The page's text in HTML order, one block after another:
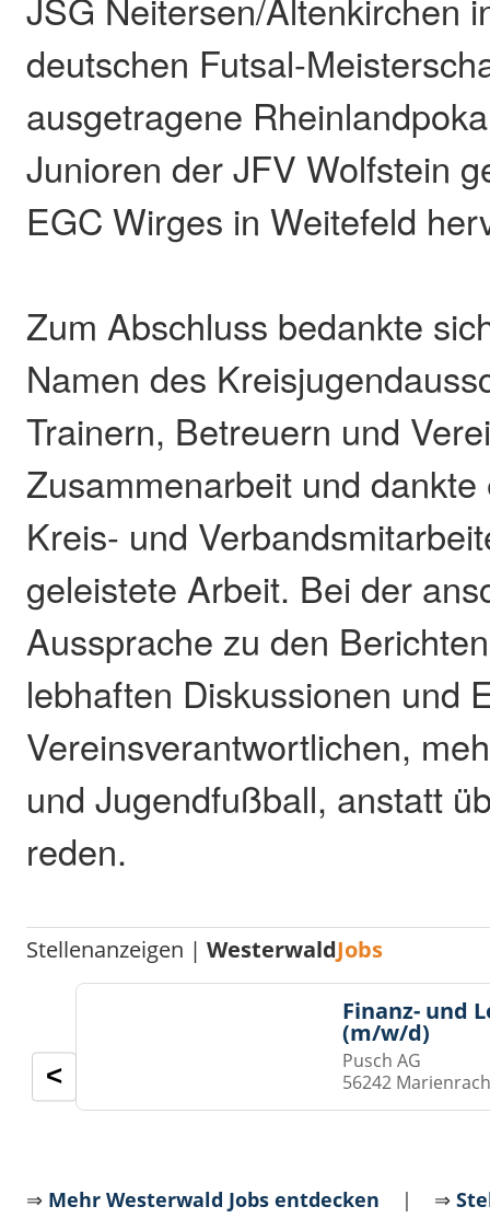
deutschen Futsal-
ausgetragene
Junioren der JFV Wolfstein
EGC Wirges in Weitefeld
Zum Abschluss bedankte
Namen des
Trainern, Betreuern und
Zusammenarbeit und
Kreis- und
geleistete Arbeit. Bei der
Aussprache zu den
lebhaften Diskussionen und
Vereinsverantwortlichen,
und Jugendfußball, anstatt
reden.
Stellenanzeigen |WesterwaldJobs
Finanz- und
(m/w/d)
Pusch AG
56242
<
⇒ Mehr Westerwald Jobs entdecken | ⇒